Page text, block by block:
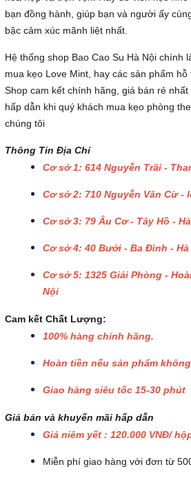
bạn đồng hành, giúp bạn và người ấy
bậc cảm xúc mãnh liệt nhất.
Hệ thống shop Bao Cao Su Hà Nội chính
mua kẹo Love Mint, hay các sản phẩm
Shop cam kết chính hãng, giá bán rẻ
hấp dẫn khi quý khách mua kẹo phòng
chúng tôi
Thông Tin Địa Chỉ
Cơ sở 1: 614 Nguyễn Trãi -
Cơ sở 2: 710 Nguyễn Văn Cừ -
Cơ sở 3: 79 Âu Cơ - Tây Hồ -
Cơ sở 4: 40 Bưởi - Ba Đình - Hà
Cơ sở 5: 1325 Giải Phòng -
Nội
Cam kết Chất Lượng:
100% hàng chính hãng.
Hoàn tiền nếu sản phẩm
Giao hàng siêu tốc 15-30 phút
Giá bán và khuyến mãi hấp dẫn
Giá niêm yết : 120.000 VNĐ/
Miễn phí giao hàng với đơn từ